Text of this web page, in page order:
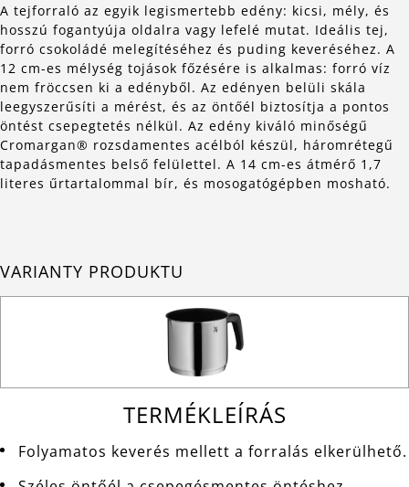
A tejforraló az egyik legismertebb edény: kicsi, mély, és
hosszú fogantyúja oldalra vagy lefelé mutat. Ideális tej,
forró csokoládé melegítéséhez és puding keveréséhez. A
12 cm-es mélység tojások főzésére is alkalmas: forró víz
nem fröccsen ki a edényből. Az edényen belüli skála
leegyszerűsíti a mérést, és az öntőél biztosítja a pontos
öntést csepegtetés nélkül. Az edény kiváló minőségű
Cromargan® rozsdamentes acélból készül, háromrétegű
tapadásmentes belső felülettel. A 14 cm-es átmérő 1,7
literes űrtartalommal bír, és mosogatógépben mosható.
VARIANTY PRODUKTU
TERMÉKLEÍRÁS
Folyamatos keverés mellett a forralás elkerülhető.